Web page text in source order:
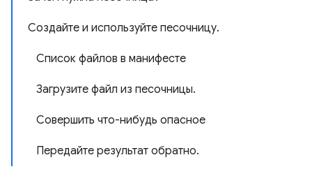
Создайте и используйте песочницу.
Список файлов в манифесте
Загрузите файл из песочницы.
Совершить что-нибудь опасное
Передайте результат обратно.